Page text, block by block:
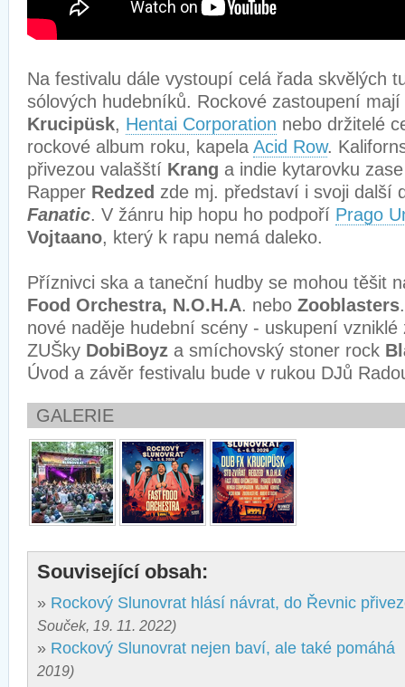
Na festivalu dále vystoupí celá řada skvělých
sólových hudebníků. Rockové zastoupení
Krucipüsk, Hentai Corporation nebo držitelé
rockové album roku, kapela Acid Row.
přivezou valašští Krang a indie kytarovku
Rapper Redzed zde mj. představí i svoji další
Fanatic. V žánru hip hopu ho podpoří Prago
Vojtaano, který k rapu nemá daleko.
Příznivci ska a taneční hudby se mohou těšit
Food Orchestra, N.O.H.A. nebo Zooblasters
nové naděje hudební scény - uskupení vzniklé
ZUŠky DobiBoyz a smíchovský stoner rock
Úvod a závěr festivalu bude v rukou DJů
GALERIE
Související obsah:
» Rockový Slunovrat hlásí návrat, do Řevnic
Souček, 19. 11. 2022)
» Rockový Slunovrat nejen baví, ale také pomáhá
2019)